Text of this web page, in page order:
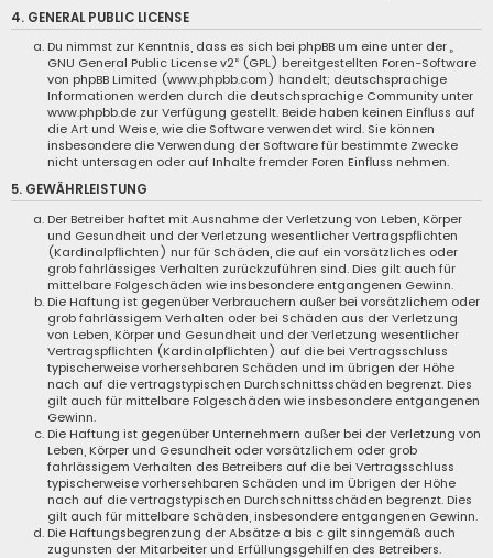
4. GENERAL PUBLIC LICENSE
Du nimmst zur Kenntnis, dass es sich bei phpBB um eine unter der „
GNU General Public License v2“ (GPL) bereitgestellten Foren-Software
von phpBB Limited (www.phpbb.com) handelt; deutschsprachige
Informationen werden durch die deutschsprachige Community unter
www.phpbb.de zur Verfügung gestellt. Beide haben keinen Einfluss auf
die Art und Weise, wie die Software verwendet wird. Sie können
insbesondere die Verwendung der Software für bestimmte Zwecke
nicht untersagen oder auf Inhalte fremder Foren Einfluss nehmen.
5. GEWÄHRLEISTUNG
Der Betreiber haftet mit Ausnahme der Verletzung von Leben, Körper
und Gesundheit und der Verletzung wesentlicher Vertragspflichten
(Kardinalpflichten) nur für Schäden, die auf ein vorsätzliches oder
grob fahrlässiges Verhalten zurückzuführen sind. Dies gilt auch für
mittelbare Folgeschäden wie insbesondere entgangenen Gewinn.
Die Haftung ist gegenüber Verbrauchern außer bei vorsätzlichem oder
grob fahrlässigem Verhalten oder bei Schäden aus der Verletzung
von Leben, Körper und Gesundheit und der Verletzung wesentlicher
Vertragspflichten (Kardinalpflichten) auf die bei Vertragsschluss
typischerweise vorhersehbaren Schäden und im übrigen der Höhe
nach auf die vertragstypischen Durchschnittsschäden begrenzt. Dies
gilt auch für mittelbare Folgeschäden wie insbesondere entgangenen
Gewinn.
Die Haftung ist gegenüber Unternehmern außer bei der Verletzung von
Leben, Körper und Gesundheit oder vorsätzlichem oder grob
fahrlässigem Verhalten des Betreibers auf die bei Vertragsschluss
typischerweise vorhersehbaren Schäden und im Übrigen der Höhe
nach auf die vertragstypischen Durchschnittsschäden begrenzt. Dies
gilt auch für mittelbare Schäden, insbesondere entgangenen Gewinn.
Die Haftungsbegrenzung der Absätze a bis c gilt sinngemäß auch
zugunsten der Mitarbeiter und Erfüllungsgehilfen des Betreibers.